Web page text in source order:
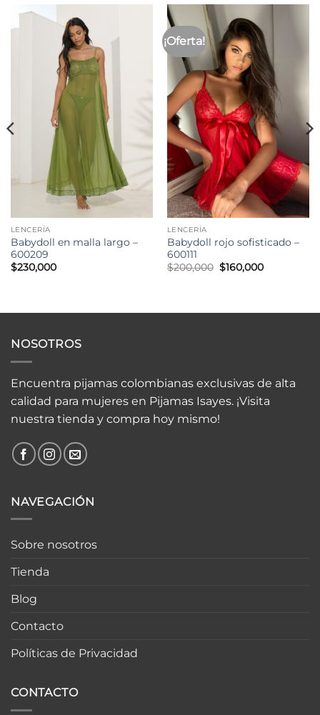
LENCERÍA
Babydoll en malla largo –
600209
$230,000
¡Oferta!
LENCERÍA
Babydoll rojo sofisticado –
600111
$200,000 Original
price
$160,000Current
NOSOTROS
Encuentra pijamas colombianas exclusivas de alta
calidad para mujeres en Pijamas Isayes. ¡Visita
nuestra tienda y compra hoy mismo!
NAVEGACIÓN
Sobre nosotros
Tienda
Blog
Contacto
Políticas de Privacidad
CONTACTO